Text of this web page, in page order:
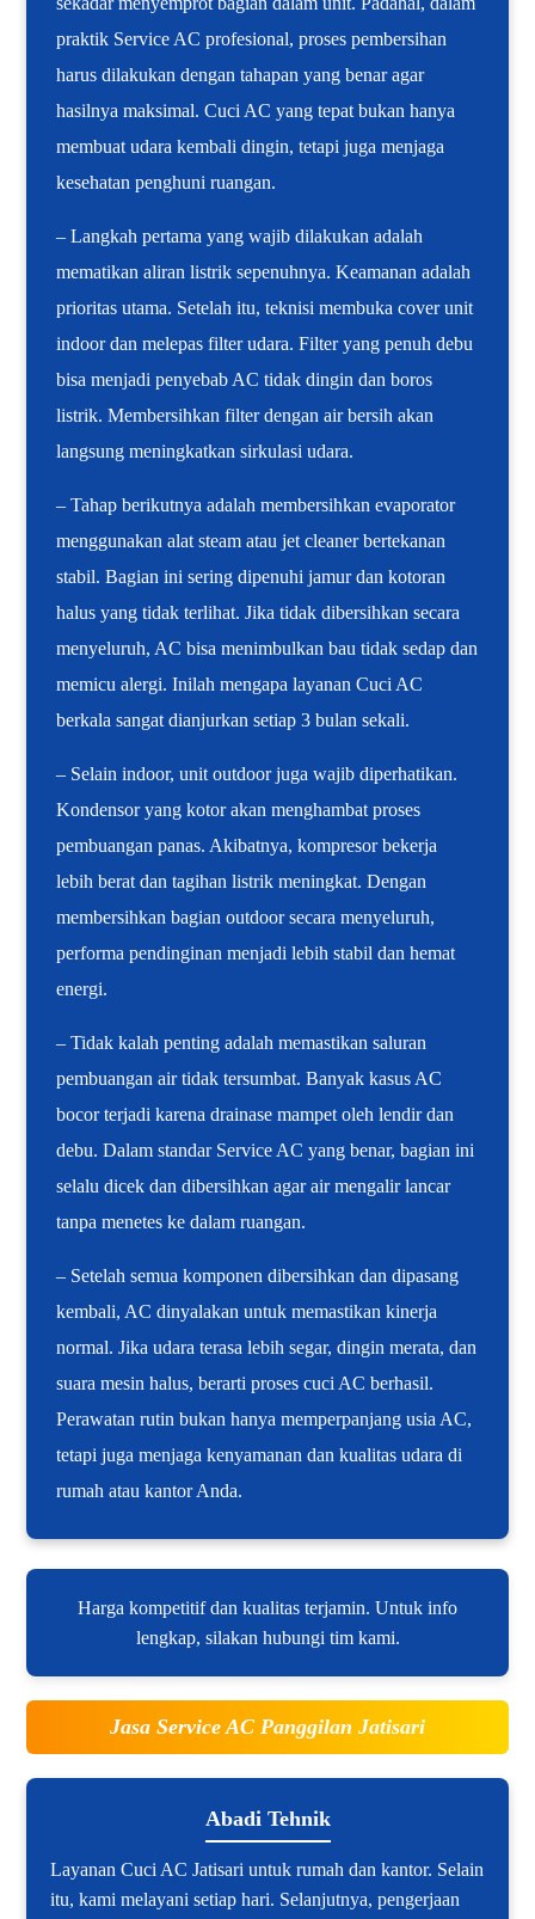
praktik Service AC profesional, proses pembersihan
harus dilakukan dengan tahapan yang benar agar
hasilnya maksimal. Cuci AC yang tepat bukan hanya
membuat udara kembali dingin, tetapi juga menjaga
kesehatan penghuni ruangan.
– Langkah pertama yang wajib dilakukan adalah
mematikan aliran listrik sepenuhnya. Keamanan adalah
prioritas utama. Setelah itu, teknisi membuka cover unit
indoor dan melepas filter udara. Filter yang penuh debu
bisa menjadi penyebab AC tidak dingin dan boros
listrik. Membersihkan filter dengan air bersih akan
langsung meningkatkan sirkulasi udara.
– Tahap berikutnya adalah membersihkan evaporator
menggunakan alat steam atau jet cleaner bertekanan
stabil. Bagian ini sering dipenuhi jamur dan kotoran
halus yang tidak terlihat. Jika tidak dibersihkan secara
menyeluruh, AC bisa menimbulkan bau tidak sedap dan
memicu alergi. Inilah mengapa layanan Cuci AC
berkala sangat dianjurkan setiap 3 bulan sekali.
– Selain indoor, unit outdoor juga wajib diperhatikan.
Kondensor yang kotor akan menghambat proses
pembuangan panas. Akibatnya, kompresor bekerja
lebih berat dan tagihan listrik meningkat. Dengan
membersihkan bagian outdoor secara menyeluruh,
performa pendinginan menjadi lebih stabil dan hemat
energi.
– Tidak kalah penting adalah memastikan saluran
pembuangan air tidak tersumbat. Banyak kasus AC
bocor terjadi karena drainase mampet oleh lendir dan
debu. Dalam standar Service AC yang benar, bagian ini
selalu dicek dan dibersihkan agar air mengalir lancar
tanpa menetes ke dalam ruangan.
– Setelah semua komponen dibersihkan dan dipasang
kembali, AC dinyalakan untuk memastikan kinerja
normal. Jika udara terasa lebih segar, dingin merata, dan
suara mesin halus, berarti proses cuci AC berhasil.
Perawatan rutin bukan hanya memperpanjang usia AC,
tetapi juga menjaga kenyamanan dan kualitas udara di
rumah atau kantor Anda.
Harga kompetitif dan kualitas terjamin. Untuk info
lengkap, silakan hubungi tim kami.
Jasa Service AC Panggilan Jatisari
Abadi Tehnik
Layanan Cuci AC Jatisari untuk rumah dan kantor. Selain
itu, kami melayani setiap hari. Selanjutnya, pengerjaan